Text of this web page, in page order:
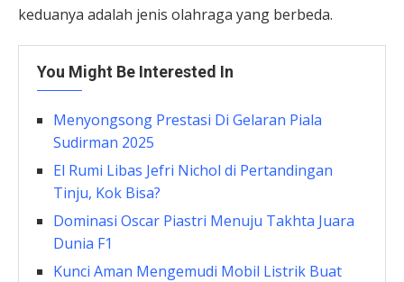
keduanya adalah jenis olahraga yang berbeda.
You Might Be Interested In
Menyongsong Prestasi Di Gelaran Piala
Sudirman 2025
El Rumi Libas Jefri Nichol di Pertandingan
Tinju, Kok Bisa?
Dominasi Oscar Piastri Menuju Takhta Juara
Dunia F1
Kunci Aman Mengemudi Mobil Listrik Buat